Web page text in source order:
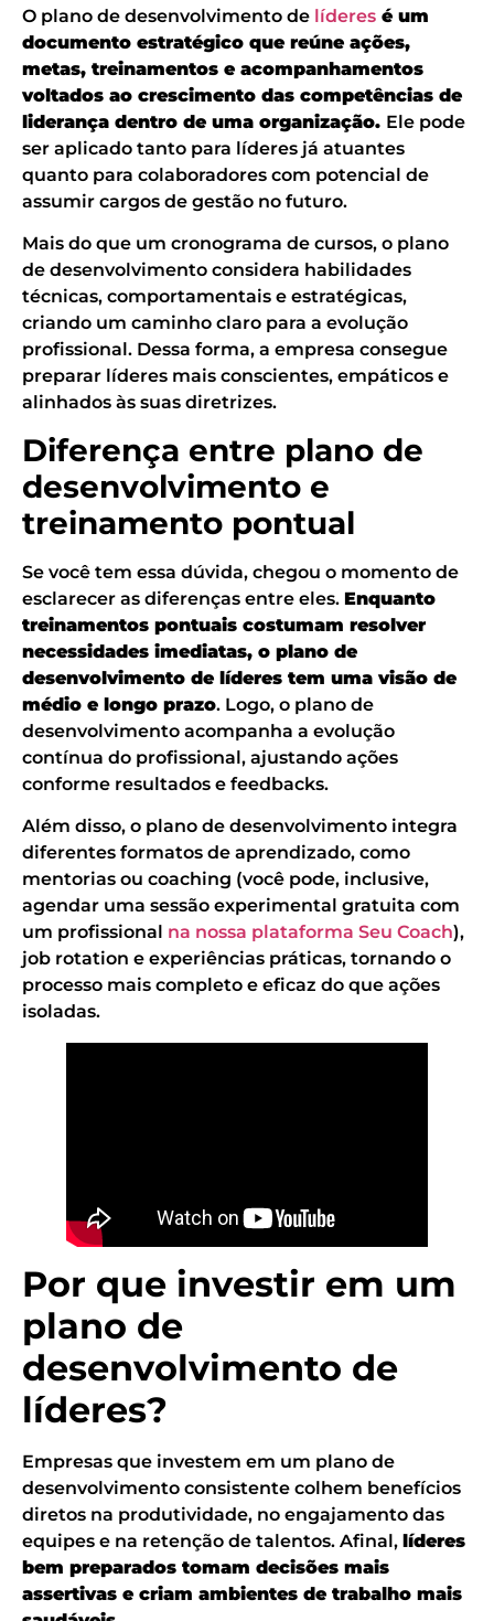
O plano de desenvolvimento de líderes é um
documento estratégico que reúne ações,
metas, treinamentos e acompanhamentos
voltados ao crescimento das competências de
liderança dentro de uma organização. Ele pode
ser aplicado tanto para líderes já atuantes
quanto para colaboradores com potencial de
assumir cargos de gestão no futuro.
Mais do que um cronograma de cursos, o plano
de desenvolvimento considera habilidades
técnicas, comportamentais e estratégicas,
criando um caminho claro para a evolução
profissional. Dessa forma, a empresa consegue
preparar líderes mais conscientes, empáticos e
alinhados às suas diretrizes.
Diferença entre plano de
desenvolvimento e
treinamento pontual
Se você tem essa dúvida, chegou o momento de
esclarecer as diferenças entre eles. Enquanto
treinamentos pontuais costumam resolver
necessidades imediatas, o plano de
desenvolvimento de líderes tem uma visão de
médio e longo prazo. Logo, o plano de
desenvolvimento acompanha a evolução
contínua do profissional, ajustando ações
conforme resultados e feedbacks.
Além disso, o plano de desenvolvimento integra
diferentes formatos de aprendizado, como
mentorias ou coaching (você pode, inclusive,
agendar uma sessão experimental gratuita com
um profissional na nossa plataforma Seu Coach),
job rotation e experiências práticas, tornando o
processo mais completo e eficaz do que ações
isoladas.
Por que investir em um
plano de
desenvolvimento de
líderes?
Empresas que investem em um plano de
desenvolvimento consistente colhem benefícios
diretos na produtividade, no engajamento das
equipes e na retenção de talentos. Afinal, líderes
bem preparados tomam decisões mais
assertivas e criam ambientes de trabalho mais